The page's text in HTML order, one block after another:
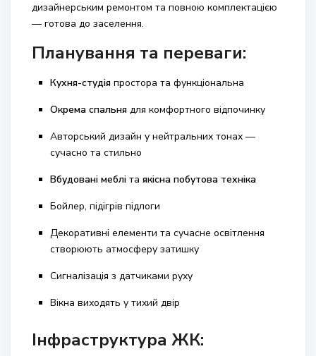
дизайнерським ремонтом та повною комплектацією
— готова до заселення.
Планування та переваги:
Кухня-студія простора та функціональна
Окрема спальня для комфортного відпочинку
Авторський дизайн у нейтральних тонах —
сучасно та стильно
Вбудовані меблі та якісна побутова техніка
Бойлер, підігрів підлоги
Декоративні елементи та сучасне освітлення
створюють атмосферу затишку
Сигналізація з датчиками руху
Вікна виходять у тихий двір
Інфраструктура ЖК: